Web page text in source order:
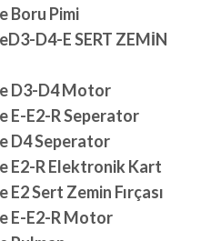
Boru Pimi
D4-E SERT ZEMİN
D3-D4 Motor
E-E2-R Seperator
D4 Seperator
E2-R Elektronik Kart
Sert Zemin Fırçası
E-E2-R Motor